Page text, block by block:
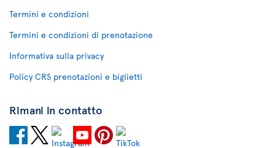
Termini e condizioni
Termini e condizioni di prenotazione
Informativa sulla privacy
Policy CRS prenotazioni e biglietti
Rimani in contatto